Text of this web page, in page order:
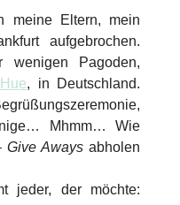
meine Eltern, mein
aufgebrochen.
Pagoden,
, in Deutschland.
Mhmm… Wie
Give Aways abholen
jeder, der möchte: